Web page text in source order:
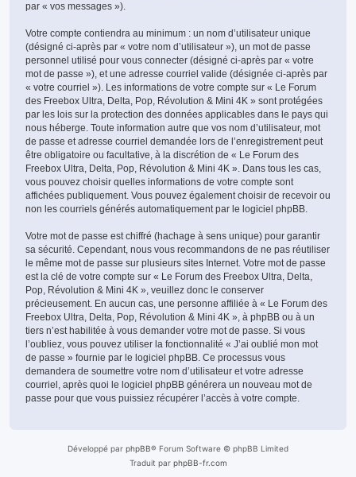
par « vos messages »).
Votre compte contiendra au minimum : un nom d’utilisateur unique
(désigné ci-après par « votre nom d’utilisateur »), un mot de passe
personnel utilisé pour vous connecter (désigné ci-après par « votre
mot de passe »), et une adresse courriel valide (désignée ci-après par
« votre courriel »). Les informations de votre compte sur « Le Forum
des Freebox Ultra, Delta, Pop, Révolution & Mini 4K » sont protégées
par les lois sur la protection des données applicables dans le pays qui
nous héberge. Toute information autre que vos nom d’utilisateur, mot
de passe et adresse courriel demandée lors de l’enregistrement peut
être obligatoire ou facultative, à la discrétion de « Le Forum des
Freebox Ultra, Delta, Pop, Révolution & Mini 4K ». Dans tous les cas,
vous pouvez choisir quelles informations de votre compte sont
affichées publiquement. Vous pouvez également choisir de recevoir ou
non les courriels générés automatiquement par le logiciel phpBB.
Votre mot de passe est chiffré (hachage à sens unique) pour garantir
sa sécurité. Cependant, nous vous recommandons de ne pas réutiliser
le même mot de passe sur plusieurs sites Internet. Votre mot de passe
est la clé de votre compte sur « Le Forum des Freebox Ultra, Delta,
Pop, Révolution & Mini 4K », veuillez donc le conserver
précieusement. En aucun cas, une personne affiliée à « Le Forum des
Freebox Ultra, Delta, Pop, Révolution & Mini 4K », à phpBB ou à un
tiers n’est habilitée à vous demander votre mot de passe. Si vous
l’oubliez, vous pouvez utiliser la fonctionnalité « J’ai oublié mon mot
de passe » fournie par le logiciel phpBB. Ce processus vous
demandera de soumettre votre nom d’utilisateur et votre adresse
courriel, après quoi le logiciel phpBB générera un nouveau mot de
passe pour que vous puissiez récupérer l’accès à votre compte.
Développé par phpBB® Forum Software © phpBB Limited
Traduit par phpBB-fr.com